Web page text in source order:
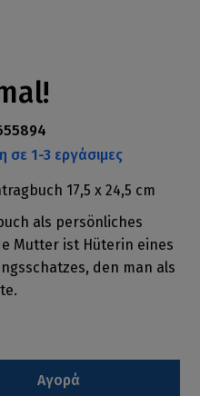
σε 1-3 εργάσιμες
17,5 x 24,5 cm
als persönliches
Mutter ist Hüterin eines
den man als
Αγορά